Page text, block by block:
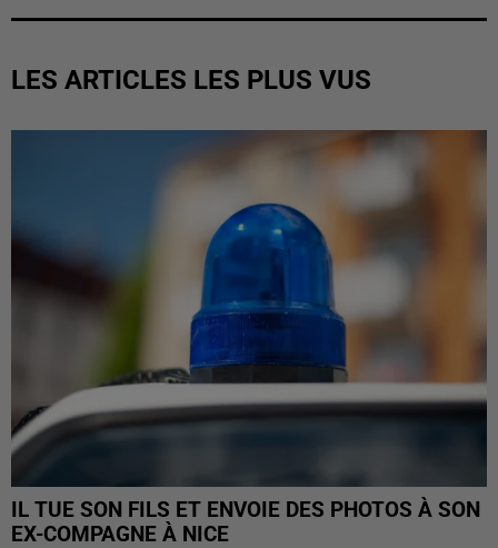
LES ARTICLES LES PLUS VUS
IL TUE SON FILS ET ENVOIE DES PHOTOS À SON
EX-COMPAGNE À NICE